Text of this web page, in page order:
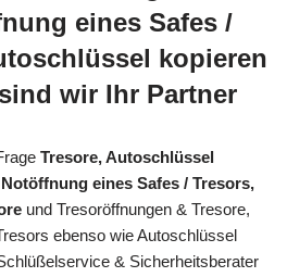
eines Safes /
kopieren
wir Ihr Partner
Tresore, Autoschlüssel
eines Safes / Tresors,
und Tresoröffnungen & Tresore,
ebenso wie Autoschlüssel
& Sicherheitsberater